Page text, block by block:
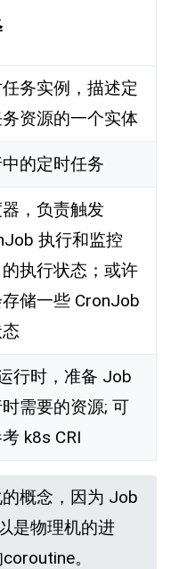
务实例，描述定
资源的一个实体
的定时任务
，负责触发
执行和监控
执行状态；或许
储一些 CronJob
行时，准备 Job
需要的资源; 可
k8s CRI
概念，因为 Job
是物理机的进
。